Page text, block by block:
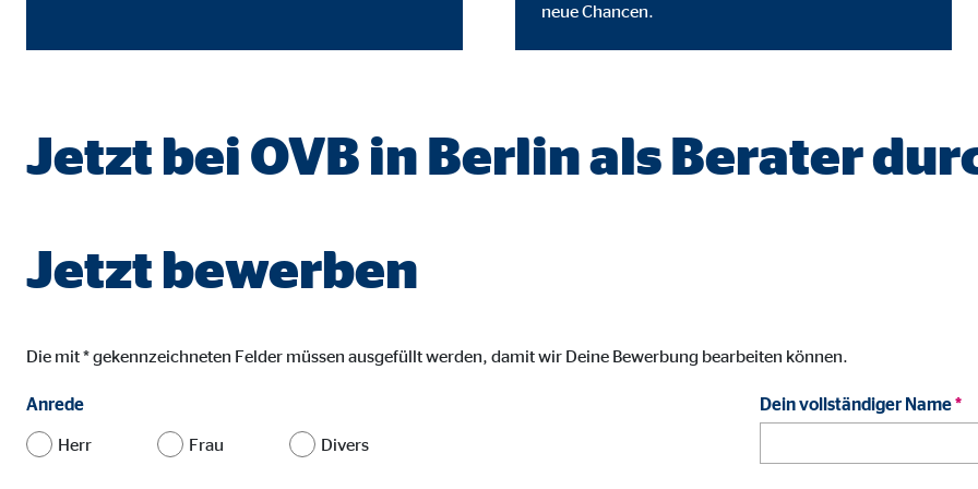
neue Chancen.
Jetzt bei OVB in Berlin als Berater
Jetzt bewerben
Die mit * gekennzeichneten Felder müssen ausgefüllt werden, damit wir Deine Bewerbung bearbeiten können.
Anrede
Herr Frau Divers
Dein vollständiger Name*
Cookie Laufzeit: 24 Monate
Name:
JW Player | Empfänger: OVB, Long Tail Ad Solutions Inc.